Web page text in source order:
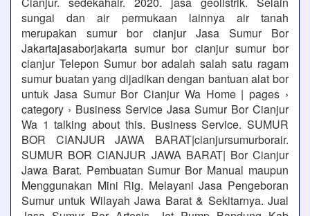
sungai dan air permukaan lainnya air tanah
merupakan sumur bor cianjur Jasa Sumur Bor
Jakartajasaborjakarta sumur bor cianjur sumur bor
cianjur Telepon Sumur bor adalah salah satu ragam
sumur buatan yang dijadikan dengan bantuan alat bor
untuk Jasa Sumur Bor Cianjur Wa Home | pages ›
category › Business Service Jasa Sumur Bor Cianjur
Wa 1 talking about this. Business Service. SUMUR
BOR CIANJUR JAWA BARAT|cianjursumurborair.
SUMUR BOR CIANJUR JAWA BARAT| Bor Cianjur
Jawa Barat. Pembuatan Sumur Bor Manual maupun
Menggunakan Mini Rig. Melayani Jasa Pengeboran
Sumur untuk Wilayah Jawa Barat & Sekitarnya. Jual